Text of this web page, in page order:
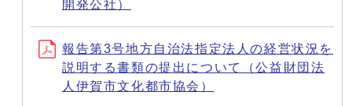
開発公社）
報告第3号地方自治法指定法人の経営状況を
説明する書類の提出について（公益財団法
人伊賀市文化都市協会）